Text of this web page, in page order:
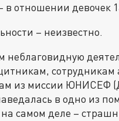
в отношении девочек
– неизвестно.
неблаговидную
сотрудникам
из миссии ЮНИСЕФ
в одно из
самом деле –